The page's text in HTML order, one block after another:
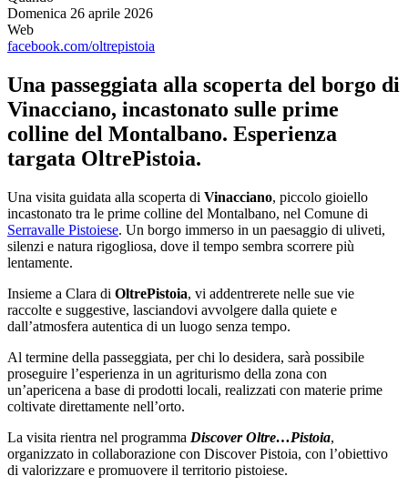
Domenica 26 aprile 2026
Web
facebook.com/oltrepistoia
Una passeggiata alla scoperta del borgo di
Vinacciano, incastonato sulle prime
colline del Montalbano. Esperienza
targata OltrePistoia.
Una visita guidata alla scoperta di Vinacciano, piccolo gioiello
incastonato tra le prime colline del Montalbano, nel Comune di
Serravalle Pistoiese. Un borgo immerso in un paesaggio di uliveti,
silenzi e natura rigogliosa, dove il tempo sembra scorrere più
lentamente.
Insieme a Clara di OltrePistoia, vi addentrerete nelle sue vie
raccolte e suggestive, lasciandovi avvolgere dalla quiete e
dall’atmosfera autentica di un luogo senza tempo.
Al termine della passeggiata, per chi lo desidera, sarà possibile
proseguire l’esperienza in un agriturismo della zona con
un’apericena a base di prodotti locali, realizzati con materie prime
coltivate direttamente nell’orto.
La visita rientra nel programma Discover Oltre…Pistoia,
organizzato in collaborazione con Discover Pistoia, con l’obiettivo
di valorizzare e promuovere il territorio pistoiese.